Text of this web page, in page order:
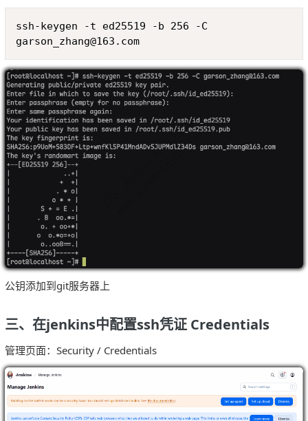
ssh-keygen -t ed25519 -b 256 -C
garson_zhang@163.com
公钥添加到git服务器上
三、在jenkins中配置ssh凭证 Credentials
管理页面：Security / Credentials